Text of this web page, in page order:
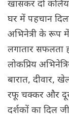
खासकर दो
घर में पहचान
अभिनेत्री के रूप
लगातार
लोकप्रिय
बारात, दीवार,
रफू चक्कर और
दर्शकों का दिल